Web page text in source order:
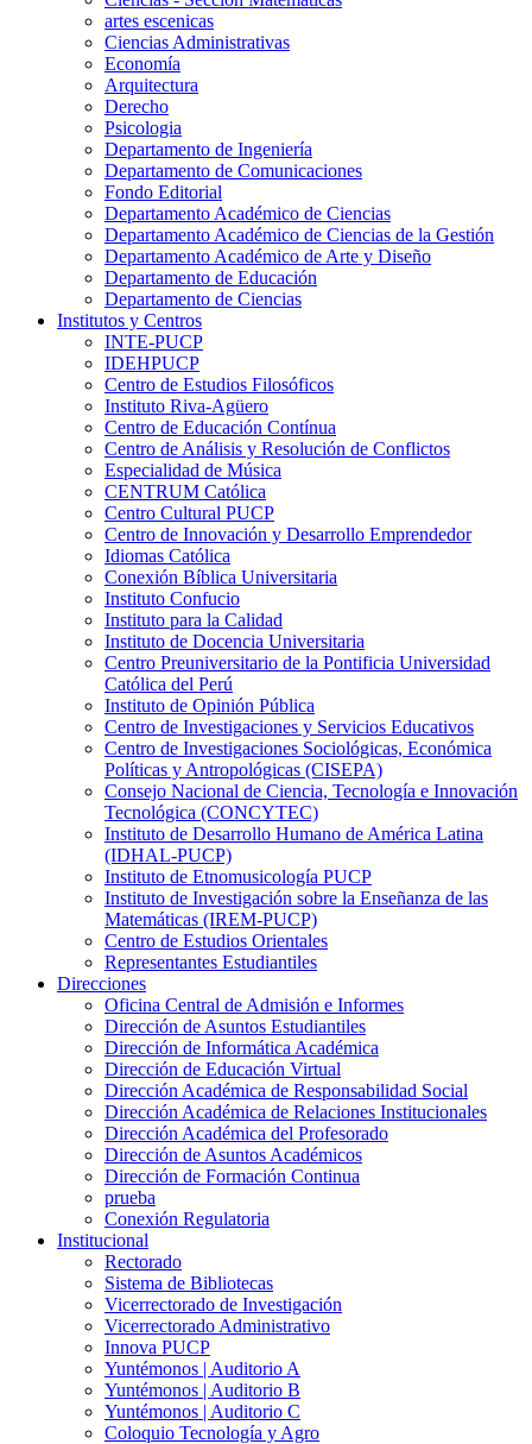
artes escenicas
Ciencias Administrativas
Economía
Arquitectura
Derecho
Psicologia
Departamento de Ingeniería
Departamento de Comunicaciones
Fondo Editorial
Departamento Académico de Ciencias
Departamento Académico de Ciencias de la Gestión
Departamento Académico de Arte y Diseño
Departamento de Educación
Departamento de Ciencias
Institutos y Centros
INTE-PUCP
IDEHPUCP
Centro de Estudios Filosóficos
Instituto Riva-Agüero
Centro de Educación Contínua
Centro de Análisis y Resolución de Conflictos
Especialidad de Música
CENTRUM Católica
Centro Cultural PUCP
Centro de Innovación y Desarrollo Emprendedor
Idiomas Católica
Conexión Bíblica Universitaria
Instituto Confucio
Instituto para la Calidad
Instituto de Docencia Universitaria
Centro Preuniversitario de la Pontificia Universidad
Católica del Perú
Instituto de Opinión Pública
Centro de Investigaciones y Servicios Educativos
Centro de Investigaciones Sociológicas, Económica
Políticas y Antropológicas (CISEPA)
Consejo Nacional de Ciencia, Tecnología e Innovación
Tecnológica (CONCYTEC)
Instituto de Desarrollo Humano de América Latina
(IDHAL-PUCP)
Instituto de Etnomusicología PUCP
Instituto de Investigación sobre la Enseñanza de las
Matemáticas (IREM-PUCP)
Centro de Estudios Orientales
Representantes Estudiantiles
Direcciones
Oficina Central de Admisión e Informes
Dirección de Asuntos Estudiantiles
Dirección de Informática Académica
Dirección de Educación Virtual
Dirección Académica de Responsabilidad Social
Dirección Académica de Relaciones Institucionales
Dirección Académica del Profesorado
Dirección de Asuntos Académicos
Dirección de Formación Continua
prueba
Conexión Regulatoria
Institucional
Rectorado
Sistema de Bibliotecas
Vicerrectorado de Investigación
Vicerrectorado Administrativo
Innova PUCP
Yuntémonos | Auditorio A
Yuntémonos | Auditorio B
Yuntémonos | Auditorio C
Coloquio Tecnología y Agro